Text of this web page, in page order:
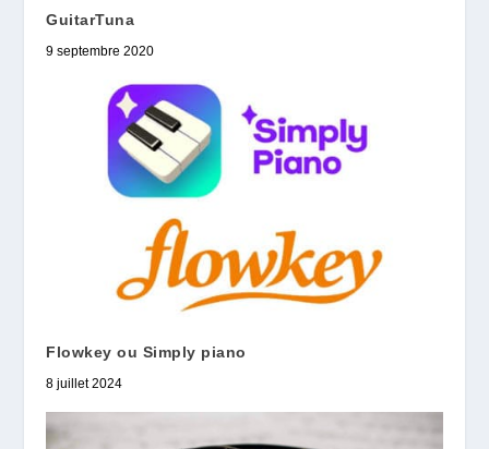
GuitarTuna
9 septembre 2020
Flowkey ou Simply piano
8 juillet 2024